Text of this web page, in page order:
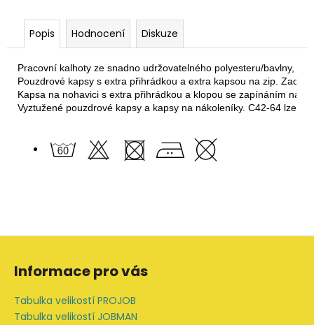
Popis Hodnocení Diskuze
Pracovní kalhoty ze snadno udržovatelného polyesteru/bavlny,
Pouzdrové kapsy s extra přihrádkou a extra kapsou na zip.
Kapsa na nohavici s extra přihrádkou a klopou se zapínáním na
Vyztužené pouzdrové kapsy a kapsy na nákoleníky. C42-64 lze
Informace pro vás
Tabulka velikostí PROJOB
Tabulka velikostí JOBMAN